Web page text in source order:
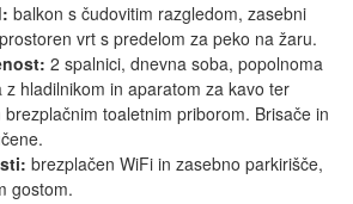
balkon s čudovitim razgledom, zasebni
vrt s predelom za peko na žaru.
2 spalnici, dnevna soba, popolnoma
hladilnikom in aparatom za kavo ter
toaletnim priborom. Brisače in
brezplačen WiFi in zasebno parkirišče,
gostom.